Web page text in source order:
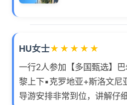
HU女士★ ★ ★ ★ ★
一行2人参加【多国甄选】
黎上下▪克罗地亚+斯洛文尼
导游安排非常到位，讲解仔